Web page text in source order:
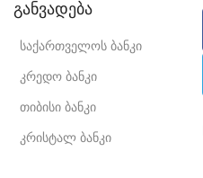
განვადება
საქართველოს ბანკი
კრედო ბანკი
თიბისი ბანკი
კრისტალ ბანკი